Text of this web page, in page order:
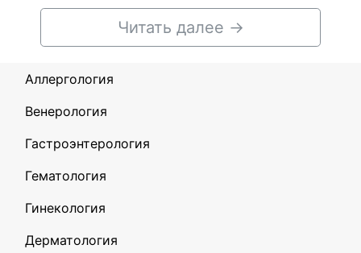
Читать далее →
Аллергология
Венерология
Гастроэнтерология
Гематология
Гинекология
Дерматология